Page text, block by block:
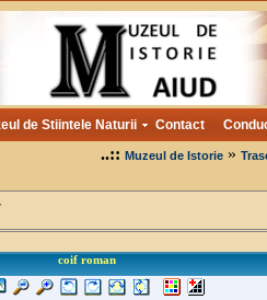
de Stiintele Naturii Contact
..:: Muzeul de Istorie»
coif roman